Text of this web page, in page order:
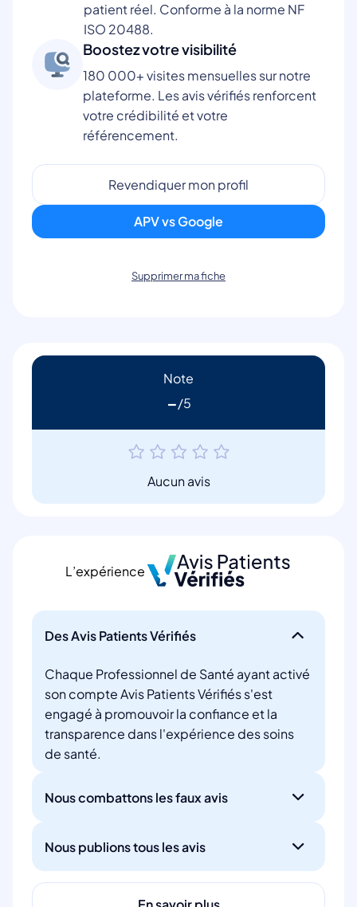
patient réel. Conforme à la norme NF
ISO 20488.
Boostez votre visibilité
180 000+ visites mensuelles sur notre
plateforme. Les avis vérifiés renforcent
votre crédibilité et votre
référencement.
Revendiquer mon profil
APV vs Google
Supprimer ma fiche
Note
-
Aucun avis
L’expérience
Des Avis Patients Vérifiés
Chaque Professionnel de Santé ayant activé
son compte Avis Patients Vérifiés s'est
engagé à promouvoir la confiance et la
transparence dans l'expérience des soins
de santé.
Nous combattons les faux avis
Nous publions tous les avis